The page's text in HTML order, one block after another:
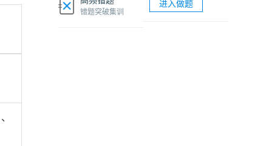
软考网络工程师视频课程
错题突破集训
进入做题